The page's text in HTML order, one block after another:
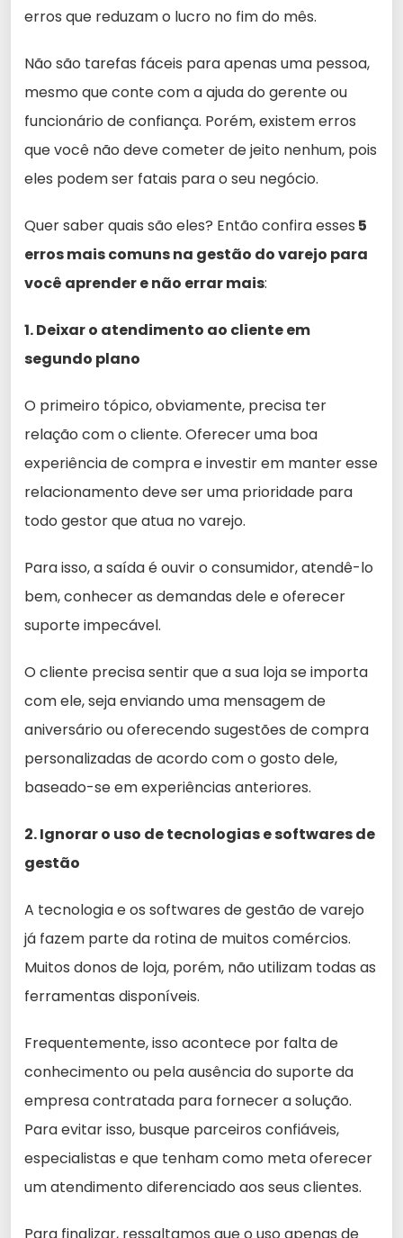
erros que reduzam o lucro no fim do mês.
Não são tarefas fáceis para apenas uma pessoa,
mesmo que conte com a ajuda do gerente ou
funcionário de confiança. Porém, existem erros
que você não deve cometer de jeito nenhum, pois
eles podem ser fatais para o seu negócio.
Quer saber quais são eles? Então confira esses 5
erros mais comuns na gestão do varejo para
você aprender e não errar mais:
1. Deixar o atendimento ao cliente em
segundo plano
O primeiro tópico, obviamente, precisa ter
relação com o cliente. Oferecer uma boa
experiência de compra e investir em manter esse
relacionamento deve ser uma prioridade para
todo gestor que atua no varejo.
Para isso, a saída é ouvir o consumidor, atendê-lo
bem, conhecer as demandas dele e oferecer
suporte impecável.
O cliente precisa sentir que a sua loja se importa
com ele, seja enviando uma mensagem de
aniversário ou oferecendo sugestões de compra
personalizadas de acordo com o gosto dele,
baseado-se em experiências anteriores.
2. Ignorar o uso de tecnologias e softwares de
gestão
A tecnologia e os softwares de gestão de varejo
já fazem parte da rotina de muitos comércios.
Muitos donos de loja, porém, não utilizam todas as
ferramentas disponíveis.
Frequentemente, isso acontece por falta de
conhecimento ou pela ausência do suporte da
empresa contratada para fornecer a solução.
Para evitar isso, busque parceiros confiáveis,
especialistas e que tenham como meta oferecer
um atendimento diferenciado aos seus clientes.